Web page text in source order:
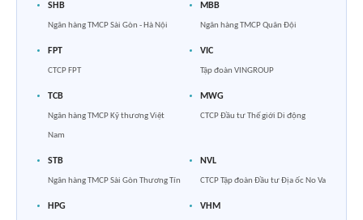
SHB
Ngân hàng TMCP Sài Gòn - Hà Nội
MBB
Ngân hàng TMCP Quân Đội
FPT
CTCP FPT
VIC
Tập đoàn VINGROUP
TCB
Ngân hàng TMCP Kỹ thương Việt
Nam
MWG
CTCP Đầu tư Thế giới Di động
STB
Ngân hàng TMCP Sài Gòn Thương Tín
NVL
CTCP Tập đoàn Đầu tư Địa ốc No Va
HPG
VHM